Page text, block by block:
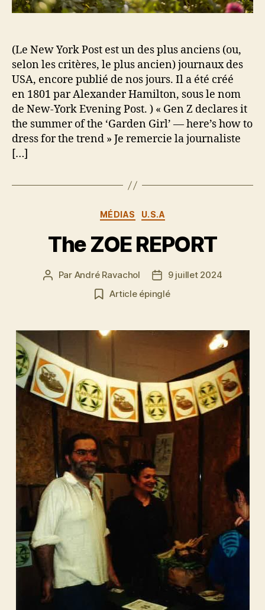
(Le New York Post est un des plus anciens (ou,
selon les critères, le plus ancien) journaux des
USA, encore publié de nos jours. Il a été créé
en 1801 par Alexander Hamilton, sous le nom
de New-York Evening Post. ) « Gen Z declares it
the summer of the ‘Garden Girl’ — here’s how to
dress for the trend » Je remercie la journaliste
[…]
Catégories
MÉDIAS U.S.A
The ZOE REPORT
Auteur
Par André Ravachol
Date
de
l’article
9 juillet 2024
Article épinglé